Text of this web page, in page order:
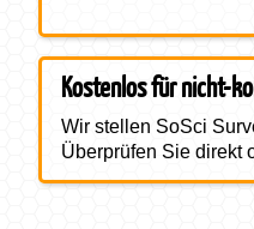
Kostenlos für nicht-
Wir stellen SoSci
Überprüfen Sie direkt
Kostenlose Nutzung